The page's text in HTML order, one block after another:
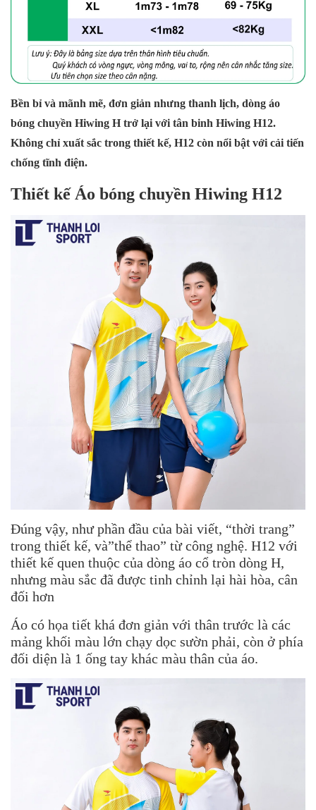
Bền bỉ và mãnh mẽ, đơn giản nhưng thanh lịch, dòng áo
bóng chuyền Hiwing H trở lại với tân binh Hiwing H12.
Không chỉ xuất sắc trong thiết kế, H12 còn nổi bật với cải tiến
chống tĩnh điện.
Thiết kế Áo bóng chuyền Hiwing H12
Đúng vậy, như phần đầu của bài viết, “thời trang”
trong thiết kế, và”thể thao” từ công nghệ. H12 với
thiết kế quen thuộc của dòng áo cổ tròn dòng H,
nhưng màu sắc đã được tinh chỉnh lại hài hòa, cân
đối hơn
Áo có họa tiết khá đơn giản với thân trước là các
mảng khối màu lớn chạy dọc sườn phải, còn ở phía
đối diện là 1 ống tay khác màu thân của áo.